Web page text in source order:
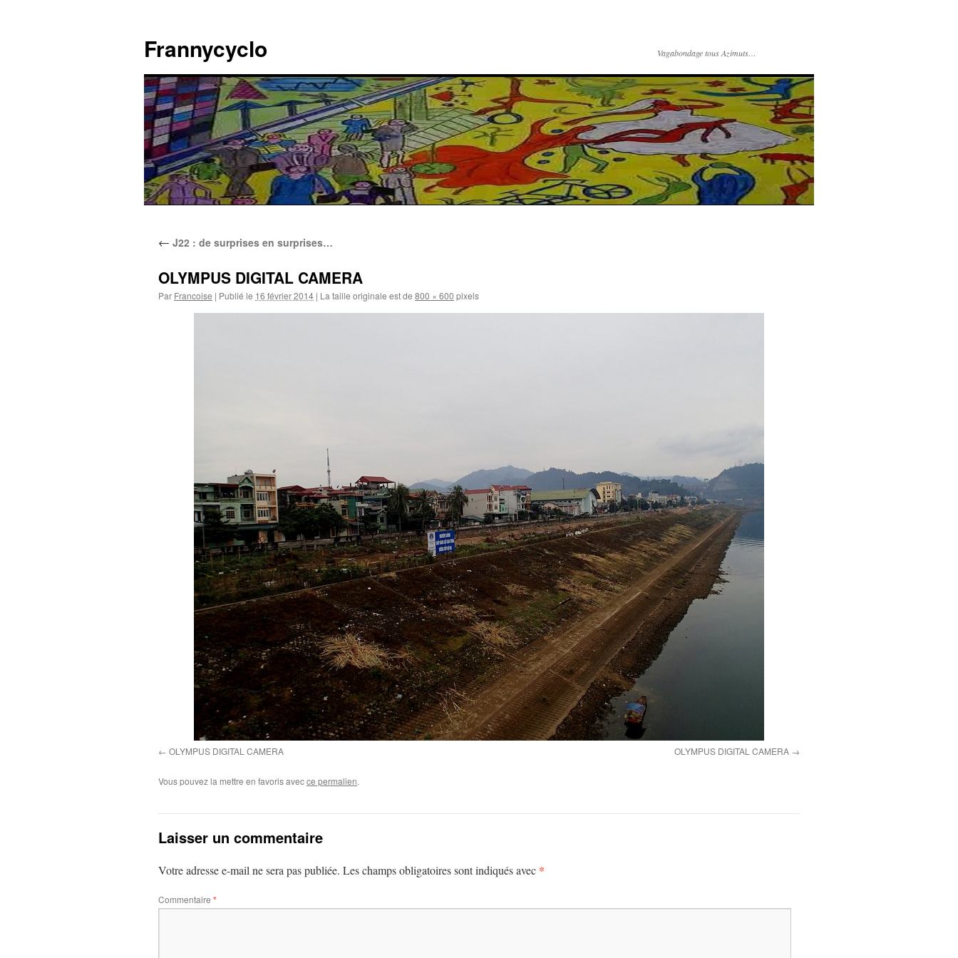
contenu
Frannycyclo Vagabondage tous Azimuts…
← J22 : de surprises en surprises…
OLYMPUS DIGITAL CAMERA
Par Francoise | Publié le 16 février 2014 | La taille originale est de 800 × 600 pixels
OLYMPUS DIGITAL CAMERA OLYMPUS DIGITAL CAMERA
Vous pouvez la mettre en favoris avecce permalien.
Laisser un commentaire
Votre adresse e-mail ne sera pas publiée. Les champs obligatoires sont indiqués avec *
Commentaire *